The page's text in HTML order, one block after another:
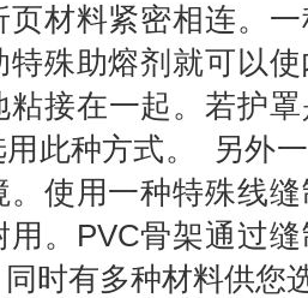
材料紧密相连。
特殊助熔剂就可以
粘接在一起。若护
此种方式。
另外
。使用一种特殊线
用。PVC骨架通过
时有多种材料供您